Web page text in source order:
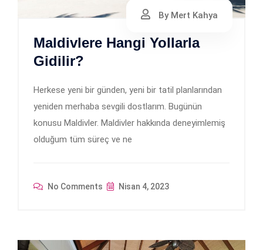
By Mert Kahya
Maldivlere Hangi Yollarla
Gidilir?
Herkese yeni bir günden, yeni bir tatil planlarından
yeniden merhaba sevgili dostlarım. Bugünün
konusu Maldivler. Maldivler hakkında deneyimlemiş
olduğum tüm süreç ve ne
No Comments Nisan 4, 2023